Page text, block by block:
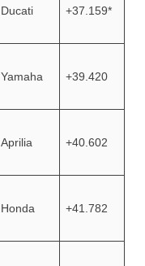
Ducati +37.159*
Yamaha +39.420
Aprilia +40.602
Honda +41.782